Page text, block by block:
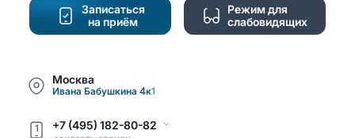
Режим для
слабовидящих
Записаться
на приём
Москва
Ивана Бабушкина 4к1
1 +7 (495) 182-80-82